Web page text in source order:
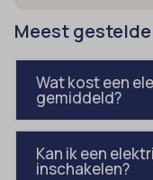
Meest
Wat kost een
gemiddeld?
Kan ik een
inschakelen?
et-pb-recent-items-
googtrans
gt_auto_switch
intercom-id-*
borlabs-cookie
cato_fw_inet
cc_cookie_accept